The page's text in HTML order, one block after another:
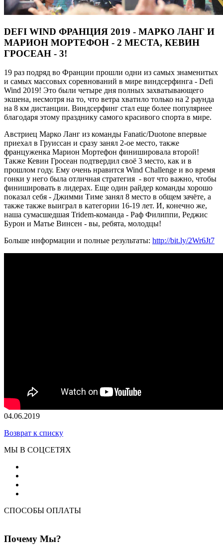
DEFI WIND ФРАНЦИЯ 2019 - МАРКО ЛАНГ И
МАРИОН МОРТЕФОН - 2 МЕСТА, КЕВИН
ГРОСЕАН - 3!
19 раз подряд во Франции прошли одни из самых знаменитых
и самых массовых соревнований в мире виндсерфинга - Defi
Wind 2019! Это были четыре дня полных захватывающего
экшена, несмотря на то, что ветра хватило только на 2 раунда
на 8 км дистанции. Виндсерфинг стал еще более популярнее
благодаря этому празднику самого красивого спорта в мире.
Австриец Марко Ланг из команды Fanatic/Duotone впервые
приехал в Груиссан и сразу занял 2-ое место, также
француженка Марион Мортефон финишировала второй!
Также Кевин Гросеан подтвердил своё 3 место, как и в
прошлом году. Ему очень нравится Wind Challenge и во время
гонки у него была отличная стратегия - вот что важно, чтобы
финишировать в лидерах. Еще один райдер команды хорошо
показал себя - Джимми Тиме занял 8 место в общем зачёте, а
также также выиграл в категории 16-19 лет. И, конечно же,
наша сумасшедшая Tridem-команда - Раф Филиппи, Реджис
Бурон и Матье Винсен - вы, ребята, молодцы!
Больше информации и полные результаты: http://bit.ly/2Wr6Jt7
04.06.2019
Возврат к списку
МЫ В СОЦСЕТЯХ
СПОСОБЫ ОПЛАТЫ
Почему Мы?